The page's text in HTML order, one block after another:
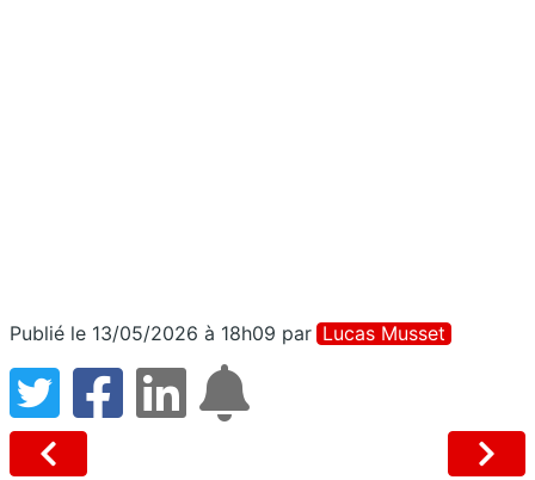
Publié le 13/05/2026 à 18h09 par Lucas Musset